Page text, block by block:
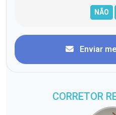
Enviar
CORRETOR